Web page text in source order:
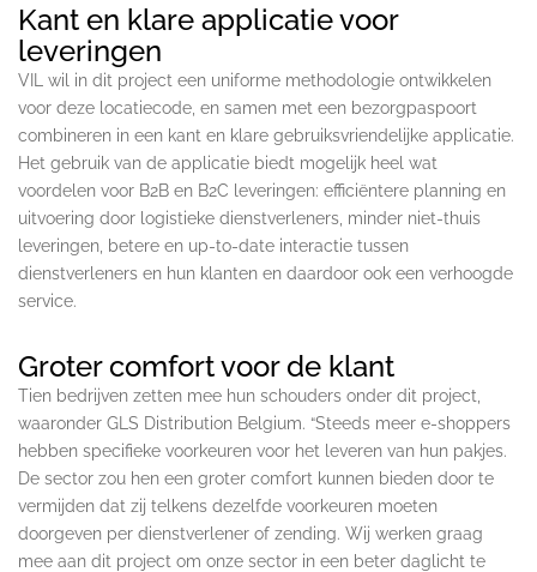
Kant en klare applicatie voor
leveringen
VIL wil in dit project een uniforme methodologie ontwikkelen
voor deze locatiecode, en samen met een bezorgpaspoort
combineren in een kant en klare gebruiksvriendelijke applicatie.
Het gebruik van de applicatie biedt mogelijk heel wat
voordelen voor B2B en B2C leveringen: efficiëntere planning en
uitvoering door logistieke dienstverleners, minder niet-thuis
leveringen, betere en up-to-date interactie tussen
dienstverleners en hun klanten en daardoor ook een verhoogde
service.
Groter comfort voor de klant
Tien bedrijven zetten mee hun schouders onder dit project,
waaronder GLS Distribution Belgium. “Steeds meer e-shoppers
hebben specifieke voorkeuren voor het leveren van hun pakjes.
De sector zou hen een groter comfort kunnen bieden door te
vermijden dat zij telkens dezelfde voorkeuren moeten
doorgeven per dienstverlener of zending. Wij werken graag
mee aan dit project om onze sector in een beter daglicht te